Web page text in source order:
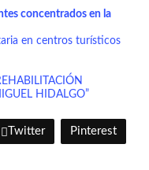
concentrados en la
en centros turísticos
HIDALGO”
Twitter Pinterest